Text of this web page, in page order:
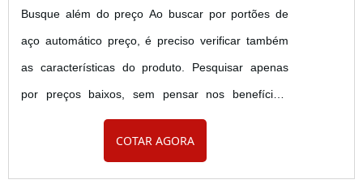
Busque além do preço Ao buscar por portões de
aço automático preço, é preciso verificar também
as características do produto. Pesquisar apenas
por preços baixos, sem pensar nos benefícios,
diferenciais e qualidade na fabricação, pode não
ser um bom negócio. Pensar apenas no valor baixo
COTAR AGORA